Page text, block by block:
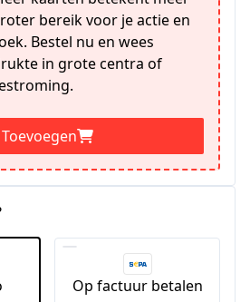
bereik voor je actie en
Bestel nu en wees
in grote centra of
Toevoegen
Op factuur betalen